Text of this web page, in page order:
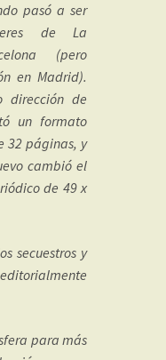
pasó a ser
de La
(pero
en Madrid).
dirección de
un formato
32 páginas, y
cambió el
de 49 x
secuestros y
editorialmente
para más